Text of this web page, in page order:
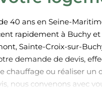
40 ans en Seine-
rapidement à Buchy et
Sainte-Croix-sur-
demande de devis,
chauffage ou réaliser un
nous convenons avec